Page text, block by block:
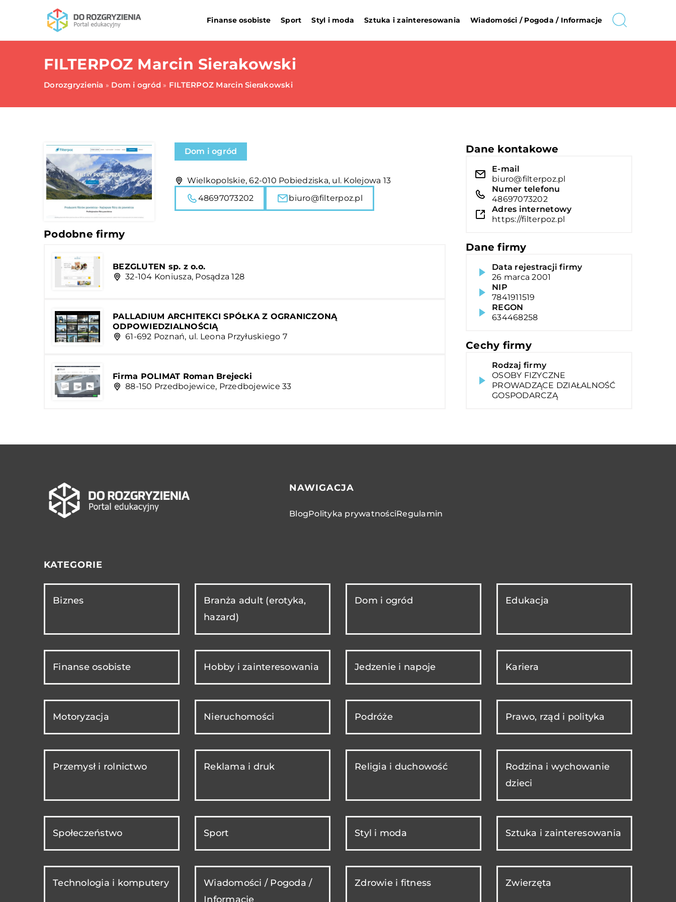
Finanse osobiste Sport Styl i moda Sztuka i zainteresowania Wiadomości / Pogoda / Informacje
FILTERPOZ Marcin Sierakowski
Dorozgryzienia » Dom i ogród » FILTERPOZ Marcin Sierakowski
Dom i ogród
Wielkopolskie, 62-010 Pobiedziska, ul. Kolejowa 13
48697073202
biuro@filterpoz.pl
Podobne firmy
BEZGLUTEN sp. z o.o.
32-104 Koniusza, Posądza 128
PALLADIUM ARCHITEKCI SPÓŁKA Z OGRANICZONĄ
ODPOWIEDZIALNOŚCIĄ
61-692 Poznań, ul. Leona Przyłuskiego 7
Firma POLIMAT Roman Brejecki
88-150 Przedbojewice, Przedbojewice 33
Dane kontakowe
E-mail
biuro@filterpoz.pl
Numer telefonu
48697073202
Adres internetowy
https://filterpoz.pl
Dane firmy
Data rejestracji firmy
26 marca 2001
NIP
7841911519
REGON
634468258
Cechy firmy
Rodzaj firmy
OSOBY FIZYCZNE
PROWADZĄCE DZIAŁALNOŚĆ
GOSPODARCZĄ
NAWIGACJA
BlogPolityka prywatnościRegulamin
KATEGORIE
Biznes
Branża adult (erotyka,
hazard)
Dom i ogród Edukacja
Finanse osobiste Hobby i zainteresowania Jedzenie i napoje Kariera
Motoryzacja Nieruchomości Podróże Prawo, rząd i polityka
Przemysł i rolnictwo Reklama i druk Religia i duchowość
Rodzina i wychowanie
dzieci
Społeczeństwo Sport Styl i moda Sztuka i zainteresowania
Technologia i komputery
Wiadomości / Pogoda /
Informacje
Zdrowie i fitness Zwierzęta